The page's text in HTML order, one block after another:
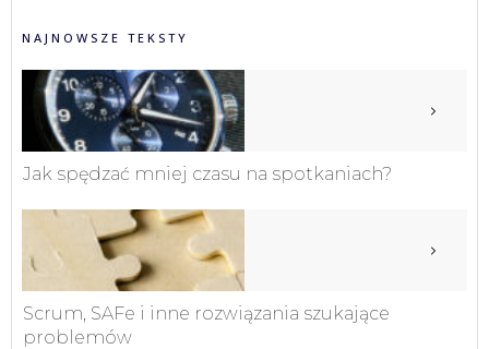
NAJNOWSZE TEKSTY
Jak spędzać mniej czasu na spotkaniach?
Scrum, SAFe i inne rozwiązania szukające
problemów